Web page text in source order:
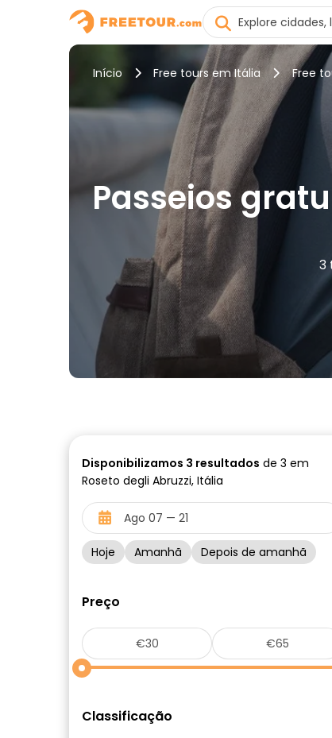
Início Free tours em Itália Free
Passeios
3
Disponibilizamos 3 resultados de 3 em
Roseto degli Abruzzi, Itália
Hoje Amanhã Depois de amanhã
Preço
Classificação